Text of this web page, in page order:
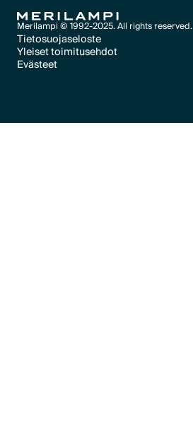
Merilampi © 1992-2025. All rights reserved.
Tietosuojaseloste
Text Link
Yleiset toimitusehdot
Text Link
Evästeet